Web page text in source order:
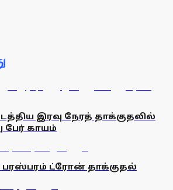
இரவு நேரத் தாக்குதலில்
பேர் காயம்
ட்ரோன் தாக்குதல்